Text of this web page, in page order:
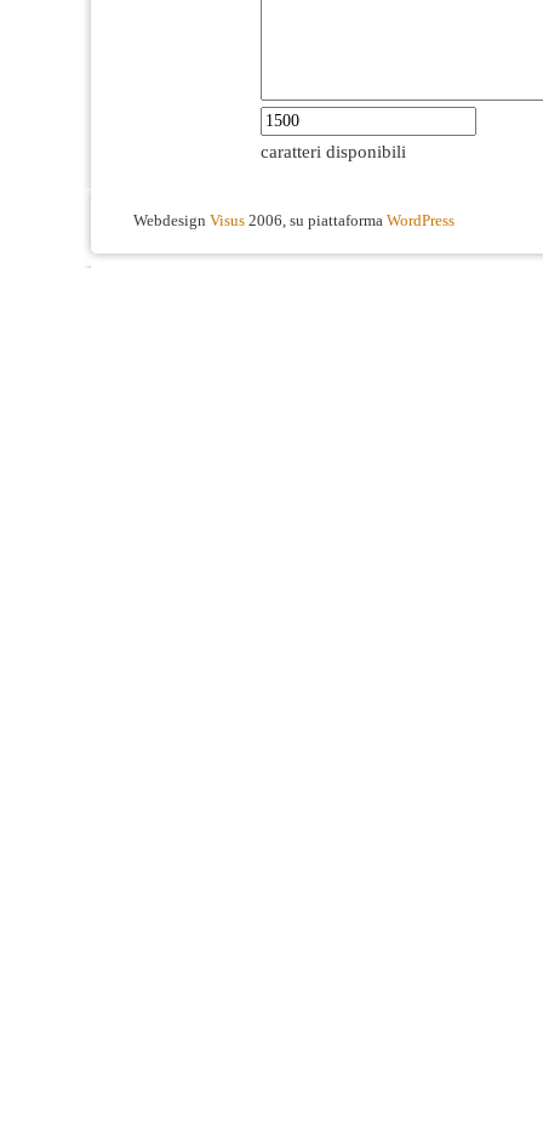
caratteri disponibili
Webdesign Visus 2006, su piattaforma WordPress